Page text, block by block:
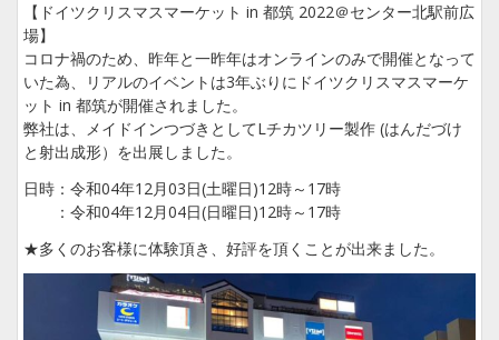
【ドイツクリスマスマーケット in 都筑 2022＠センター北駅前広
場】
コロナ禍のため、昨年と一昨年はオンラインのみで開催となって
いた為、リアルのイベントは3年ぶりにドイツクリスマスマーケ
ット in 都筑が開催されました。
弊社は、メイドインつづきとしてLチカツリー製作 (はんだづけ
と射出成形）を出展しました。
日時：令和04年12月03日(土曜日)12時～17時
：令和04年12月04日(日曜日)12時～17時
★多くのお客様に体験頂き、好評を頂くことが出来ました。